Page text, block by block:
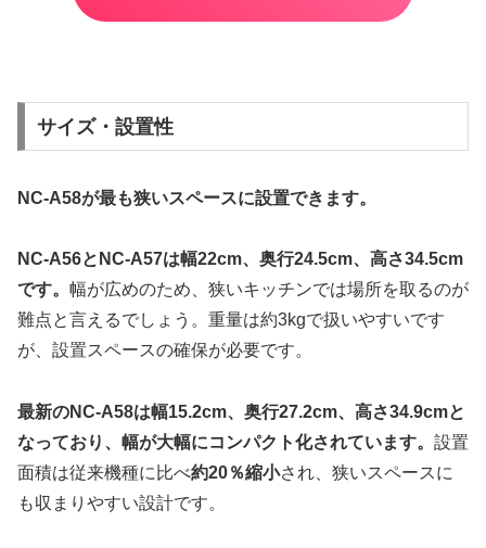
サイズ・設置性
NC-A58が最も狭いスペースに設置できます。
NC-A56とNC-A57は幅22cm、奥行24.5cm、高さ34.5cm
です。 幅が広めのため、狭いキッチンでは場所を取るのが
難点と言えるでしょう。重量は約3kgで扱いやすいです
が、設置スペースの確保が必要です。
最新のNC-A58は幅15.2cm、奥行27.2cm、高さ34.9cmと
なっており、幅が大幅にコンパクト化されています。 設置
面積は従来機種に比べ約20％縮小され、狭いスペースに
も収まりやすい設計です。